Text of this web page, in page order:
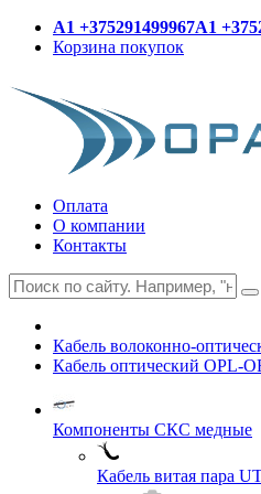
A1 +375291499967A1
Корзина покупок
Оплата
О компании
Контакты
Кабель волоконно-
Кабель оптический OPL-
Компоненты СКС медные
Кабель витая пара